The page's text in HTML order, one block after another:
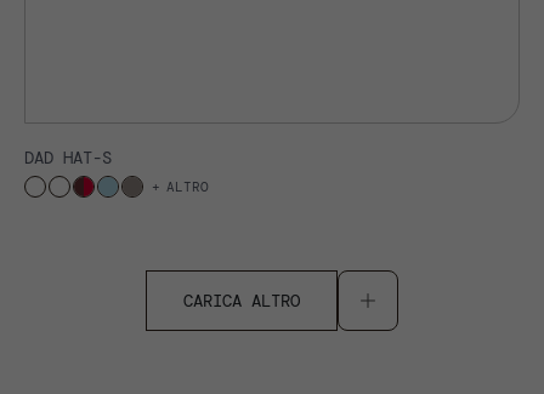
DAD HAT-S
ALTRO
CARICA ALTRO